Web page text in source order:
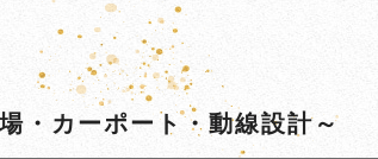
・カーポート・動線設計～